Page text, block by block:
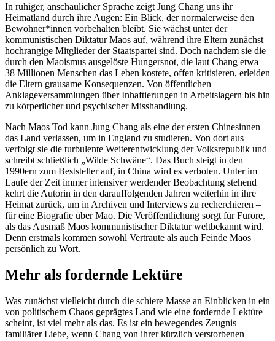
In ruhiger, anschaulicher Sprache zeigt Jung Chang uns ihr
Heimatland durch ihre Augen: Ein Blick, der normalerweise den
Bewohner*innen vorbehalten bleibt. Sie wächst unter der
kommunistischen Diktatur Maos auf, während ihre Eltern zunächst
hochrangige Mitglieder der Staatspartei sind. Doch nachdem sie die
durch den Maoismus ausgelöste Hungersnot, die laut Chang etwa
38 Millionen Menschen das Leben kostete, offen kritisieren, erleiden
die Eltern grausame Konsequenzen. Von öffentlichen
Anklageversammlungen über Inhaftierungen in Arbeitslagern bis hin
zu körperlicher und psychischer Misshandlung.
Nach Maos Tod kann Jung Chang als eine der ersten Chinesinnen
das Land verlassen, um in England zu studieren. Von dort aus
verfolgt sie die turbulente Weiterentwicklung der Volksrepublik und
schreibt schließlich „Wilde Schwäne“. Das Buch steigt in den
1990ern zum Beststeller auf, in China wird es verboten. Unter im
Laufe der Zeit immer intensiver werdender Beobachtung stehend
kehrt die Autorin in den darauffolgenden Jahren weiterhin in ihre
Heimat zurück, um in Archiven und Interviews zu recherchieren –
für eine Biografie über Mao. Die Veröffentlichung sorgt für Furore,
als das Ausmaß Maos kommunistischer Diktatur weltbekannt wird.
Denn erstmals kommen sowohl Vertraute als auch Feinde Maos
persönlich zu Wort.
Mehr als fordernde Lektüre
Was zunächst vielleicht durch die schiere Masse an Einblicken in ein
von politischem Chaos geprägtes Land wie eine fordernde Lektüre
scheint, ist viel mehr als das. Es ist ein bewegendes Zeugnis
familiärer Liebe, wenn Chang von ihrer kürzlich verstorbenen